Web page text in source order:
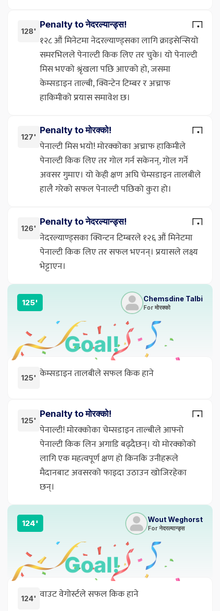
128'
Penalty to नेदरल्यान्ड्स!
१२८ औं मिनेटमा नेदरल्याण्ड्सका लागि क्राइसेन्सियो
समरभिलले पेनाल्टी किक लिए तर चुके। यो पेनाल्टी
मिस भएको श्रृंखला पछि आएको हो, जसमा
केम्सडाइन ताल्बी, क्विन्टेन टिम्बर र अच्राफ
हाकिमीको प्रयास समावेश छ।
127'
Penalty to मोरक्को!
पेनाल्टी मिस भयो! मोरक्कोका अच्राफ हाकिमीले
पेनाल्टी किक लिए तर गोल गर्न सकेनन्, गोल गर्ने
अवसर गुमाए। यो केही क्षण अघि चेम्सडाइन तालबीले
हालै गरेको सफल पेनाल्टी पछिको कुरा हो।
126'
Penalty to नेदरल्यान्ड्स!
नेदरल्याण्ड्सका क्विन्टन टिम्बरले १२६ औं मिनेटमा
पेनाल्टी किक लिए तर सफल भएनन्। प्रयासले लक्ष्य
भेट्टाएन।
125' Chemsdine Talbi
For मोरक्को
125' केम्सडाइन तालबीले सफल किक हाने
125'
Penalty to मोरक्को!
पेनाल्टी! मोरक्कोका चेम्सडाइन ताल्बीले आफ्नो
पेनाल्टी किक लिन अगाडि बढ्दैछन्। यो मोरक्कोको
लागि एक महत्वपूर्ण क्षण हो किनकि उनीहरूले
मैदानबाट अवसरको फाइदा उठाउन खोजिरहेका
छन्।
124' Wout Weghorst
For नेदरल्यान्ड्स
124' वाउट वेगोर्स्टले सफल किक हाने